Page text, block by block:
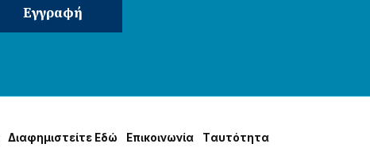
Δɩαφημɩστείτε Εδώ Επɩκοɩνωνία Tαυτότητα